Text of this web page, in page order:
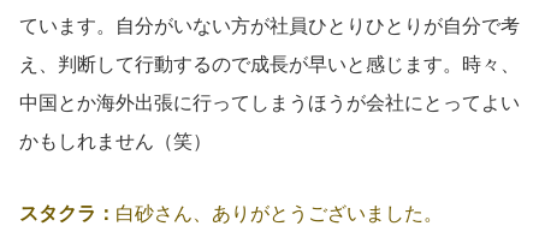
ています。自分がいない方が社員ひとりひとりが自分で考
え、判断して行動するので成長が早いと感じます。時々、
中国とか海外出張に行ってしまうほうが会社にとってよい
かもしれません（笑）
スタクラ： 白砂さん、ありがとうございました。